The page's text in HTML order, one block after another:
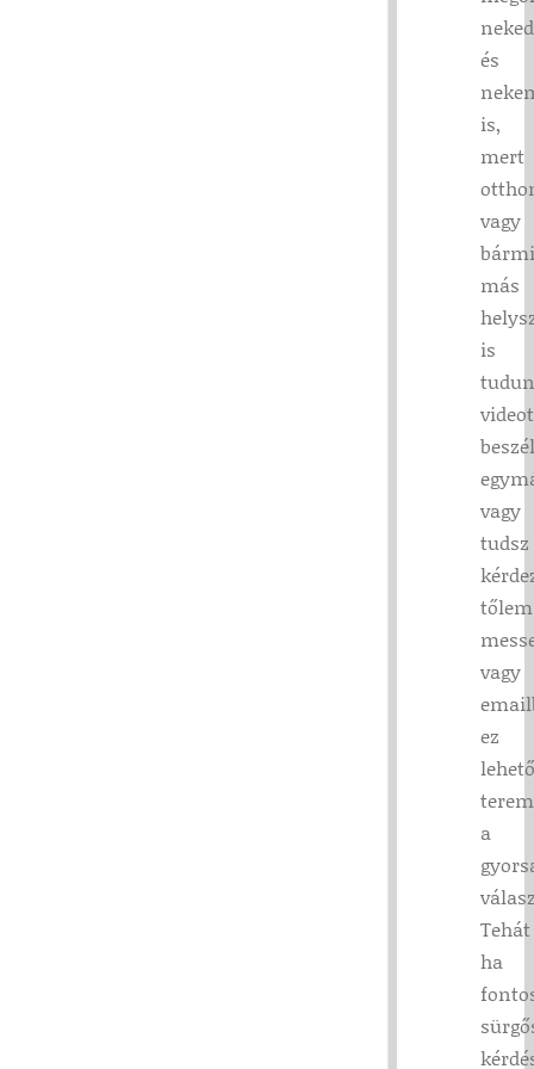
neked
és
is,
mert
vagy
más
is
vagy
tudsz
tőlem
vagy
ez
a
Tehát
ha